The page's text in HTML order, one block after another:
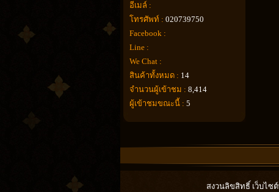
อีเมล์ :
โทรศัพท์ : 020739750
Facebook :
Line :
We Chat :
สินค้าทั้งหมด : 14
จำนวนผู้เข้าชม : 8,414
ผู้เข้าชมขณะนี้ : 5
สงวนลิขสิทธิ์ เว็บไซต์